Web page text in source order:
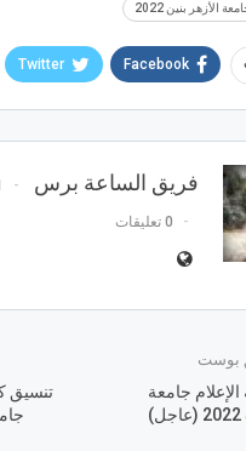
الأزهر بنين 2022
Facebook
Twitter
فريق الساعة برس
0 تعليقات
بوست
جامعة
تنسيق